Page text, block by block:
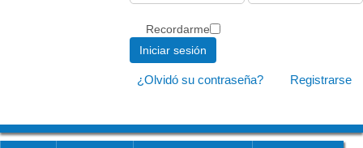
Recordarme
Iniciar sesión
¿Olvidó su contraseña? Registrarse